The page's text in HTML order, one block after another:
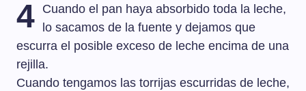
4 Cuando el pan haya absorbido toda la leche,
lo sacamos de la fuente y dejamos que
escurra el posible exceso de leche encima de una
rejilla.
Cuando tengamos las torrijas escurridas de leche,